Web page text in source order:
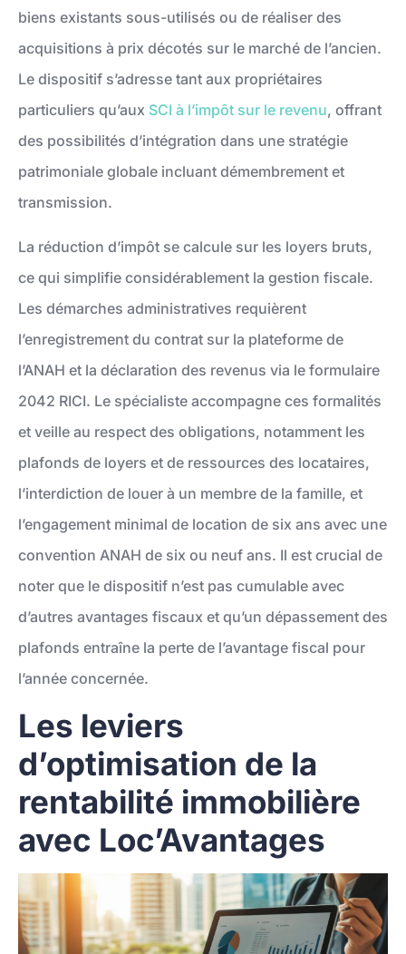
biens existants sous-utilisés ou de réaliser des
acquisitions à prix décotés sur le marché de l’ancien.
Le dispositif s’adresse tant aux propriétaires
particuliers qu’aux SCI à l’impôt sur le revenu, offrant
des possibilités d’intégration dans une stratégie
patrimoniale globale incluant démembrement et
transmission.
La réduction d’impôt se calcule sur les loyers bruts,
ce qui simplifie considérablement la gestion fiscale.
Les démarches administratives requièrent
l’enregistrement du contrat sur la plateforme de
l’ANAH et la déclaration des revenus via le formulaire
2042 RICI. Le spécialiste accompagne ces formalités
et veille au respect des obligations, notamment les
plafonds de loyers et de ressources des locataires,
l’interdiction de louer à un membre de la famille, et
l’engagement minimal de location de six ans avec une
convention ANAH de six ou neuf ans. Il est crucial de
noter que le dispositif n’est pas cumulable avec
d’autres avantages fiscaux et qu’un dépassement des
plafonds entraîne la perte de l’avantage fiscal pour
l’année concernée.
Les leviers
d’optimisation de la
rentabilité immobilière
avec Loc’Avantages